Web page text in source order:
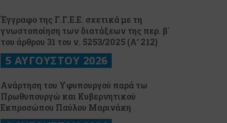
Έγγραφο της Γ.Γ.Ε.Ε. σχετικά με τη
γνωστοποίηση των διατάξεων της περ. β΄
του άρθρου 31 του ν. 5253/2025 (Α’ 212)
5 ΑΥΓΟΥΣΤΟΥ 2026
Ανάρτηση του Υφυπουργού παρά τω
Πρωθυπουργώ και Κυβερνητικού
Εκπροσώπου Παύλου Μαρινάκη